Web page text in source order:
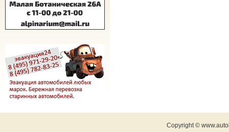
Copyright ©